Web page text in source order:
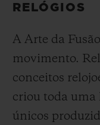
RELÓGIOS
A Arte da
movimento.
conceitos
criou toda
únicos